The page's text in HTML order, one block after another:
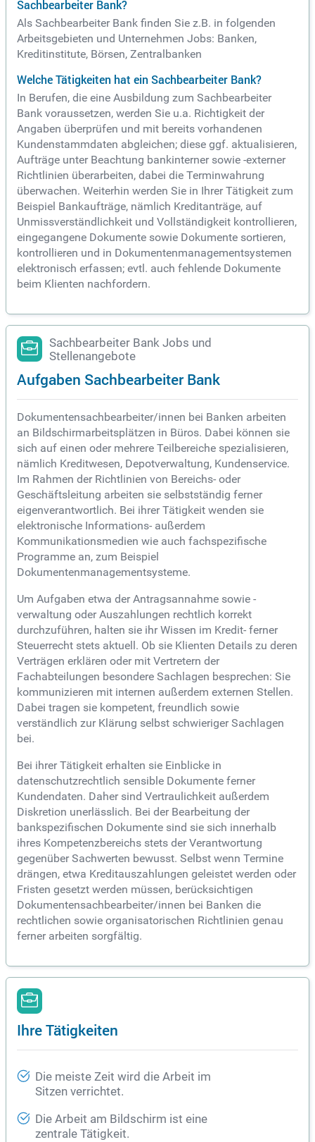
Sachbearbeiter Bank?
Als Sachbearbeiter Bank finden Sie z.B. in folgenden
Arbeitsgebieten und Unternehmen Jobs: Banken,
Kreditinstitute, Börsen, Zentralbanken
Welche Tätigkeiten hat ein Sachbearbeiter Bank?
In Berufen, die eine Ausbildung zum Sachbearbeiter
Bank voraussetzen, werden Sie u.a. Richtigkeit der
Angaben überprüfen und mit bereits vorhandenen
Kundenstammdaten abgleichen; diese ggf. aktualisieren,
Aufträge unter Beachtung bankinterner sowie -externer
Richtlinien überarbeiten, dabei die Terminwahrung
überwachen. Weiterhin werden Sie in Ihrer Tätigkeit zum
Beispiel Bankaufträge, nämlich Kreditanträge, auf
Unmissverständlichkeit und Vollständigkeit kontrollieren,
eingegangene Dokumente sowie Dokumente sortieren,
kontrollieren und in Dokumentenmanagementsystemen
elektronisch erfassen; evtl. auch fehlende Dokumente
beim Klienten nachfordern.
Sachbearbeiter Bank Jobs und
Stellenangebote
Aufgaben Sachbearbeiter Bank
Dokumentensachbearbeiter/innen bei Banken arbeiten
an Bildschirmarbeitsplätzen in Büros. Dabei können sie
sich auf einen oder mehrere Teilbereiche spezialisieren,
nämlich Kreditwesen, Depotverwaltung, Kundenservice.
Im Rahmen der Richtlinien von Bereichs- oder
Geschäftsleitung arbeiten sie selbstständig ferner
eigenverantwortlich. Bei ihrer Tätigkeit wenden sie
elektronische Informations- außerdem
Kommunikationsmedien wie auch fachspezifische
Programme an, zum Beispiel
Dokumentenmanagementsysteme.
Um Aufgaben etwa der Antragsannahme sowie -
verwaltung oder Auszahlungen rechtlich korrekt
durchzuführen, halten sie ihr Wissen im Kredit- ferner
Steuerrecht stets aktuell. Ob sie Klienten Details zu deren
Verträgen erklären oder mit Vertretern der
Fachabteilungen besondere Sachlagen besprechen: Sie
kommunizieren mit internen außerdem externen Stellen.
Dabei tragen sie kompetent, freundlich sowie
verständlich zur Klärung selbst schwieriger Sachlagen
bei.
Bei ihrer Tätigkeit erhalten sie Einblicke in
datenschutzrechtlich sensible Dokumente ferner
Kundendaten. Daher sind Vertraulichkeit außerdem
Diskretion unerlässlich. Bei der Bearbeitung der
bankspezifischen Dokumente sind sie sich innerhalb
ihres Kompetenzbereichs stets der Verantwortung
gegenüber Sachwerten bewusst. Selbst wenn Termine
drängen, etwa Kreditauszahlungen geleistet werden oder
Fristen gesetzt werden müssen, berücksichtigen
Dokumentensachbearbeiter/innen bei Banken die
rechtlichen sowie organisatorischen Richtlinien genau
ferner arbeiten sorgfältig.
Ihre Tätigkeiten
Die meiste Zeit wird die Arbeit im
Sitzen verrichtet.
Die Arbeit am Bildschirm ist eine
zentrale Tätigkeit.